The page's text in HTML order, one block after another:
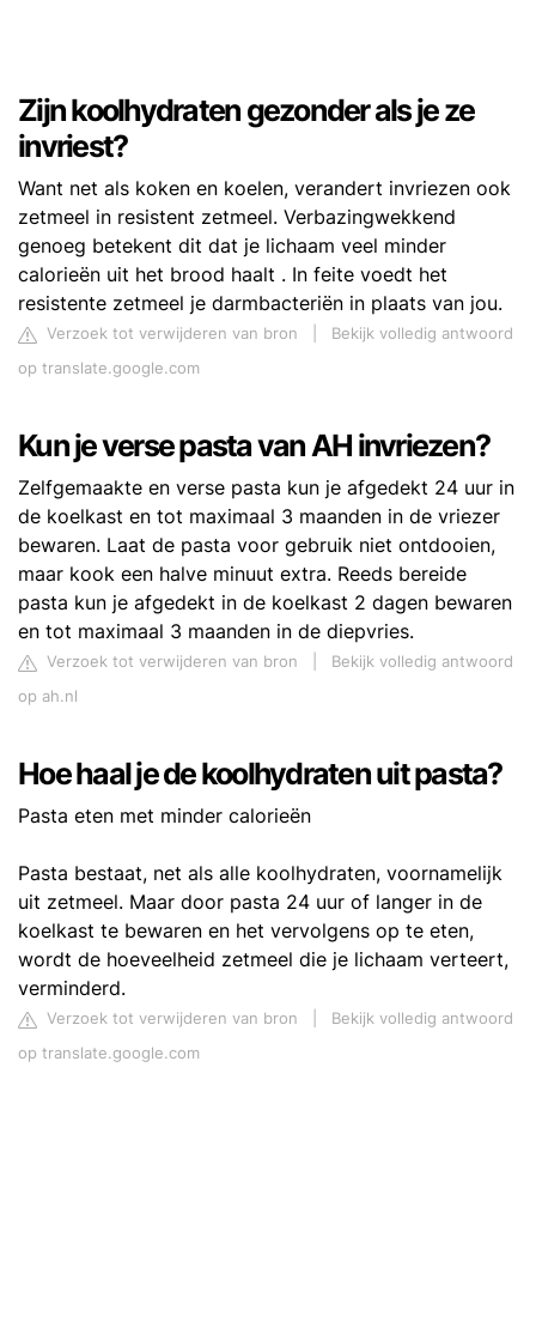
Zijn koolhydraten gezonder als je ze
invriest?
Want net als koken en koelen, verandert invriezen ook
zetmeel in resistent zetmeel. Verbazingwekkend
genoeg betekent dit dat je lichaam veel minder
calorieën uit het brood haalt . In feite voedt het
resistente zetmeel je darmbacteriën in plaats van jou.
Verzoek tot verwijderen van bron
Bekijk volledig antwoord
op translate.google.com
Kun je verse pasta van AH invriezen?
Zelfgemaakte en verse pasta kun je afgedekt 24 uur in
de koelkast en tot maximaal 3 maanden in de vriezer
bewaren. Laat de pasta voor gebruik niet ontdooien,
maar kook een halve minuut extra. Reeds bereide
pasta kun je afgedekt in de koelkast 2 dagen bewaren
en tot maximaal 3 maanden in de diepvries.
Verzoek tot verwijderen van bron
Bekijk volledig antwoord
op ah.nl
Hoe haal je de koolhydraten uit pasta?
Pasta eten met minder calorieën
Pasta bestaat, net als alle koolhydraten, voornamelijk
uit zetmeel. Maar door pasta 24 uur of langer in de
koelkast te bewaren en het vervolgens op te eten,
wordt de hoeveelheid zetmeel die je lichaam verteert,
verminderd.
Verzoek tot verwijderen van bron
Bekijk volledig antwoord
op translate.google.com